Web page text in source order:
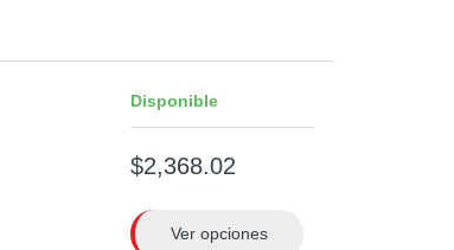
Disponible
$2,368.02
Ver opciones